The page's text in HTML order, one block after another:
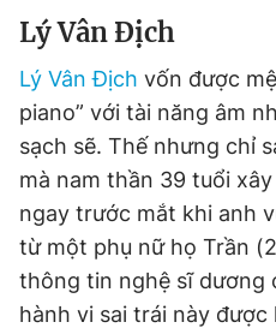
Thông tin tòa soạn
Đọc Thanh Niên trên điện
Lý Vân Địch
Lý Vân Địch vốn được
piano” với tài năng âm
sạch sẽ. Thế nhưng chỉ
mà nam thần 39 tuổi
ngay trước mắt khi anh
từ một phụ nữ họ Trần
thông tin nghệ sĩ dương
hành vi sai trái này